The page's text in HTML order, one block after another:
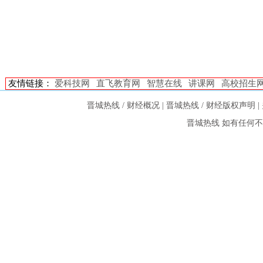
友情链接： 爱科技网 直飞教育网 智慧在线 讲课网 高校招生
晋城热线 / 财经概况 晋城热线 / 财经版权声明
晋城热线 如有任何